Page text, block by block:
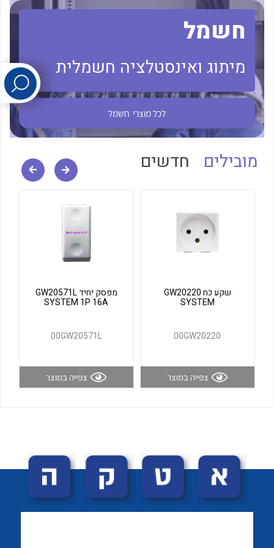
לכל מוצרי היצרן
לכל מוצרי היצרן
חשמל
מיתוג ואינסטלציה חשמלית
לכל מוצרי חשמל
מובילים חדשים
שקע כח GW20220
SYSTEM
00GW20220
צפייה במוצר
מפסק יחיד GW20571L
SYSTEM 1P 16A
00GW20571L
צפייה במוצר